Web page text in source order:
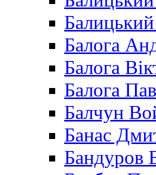
Балога
Балога
Балога
Балчун
Банас
Бандуров